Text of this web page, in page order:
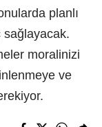
planlı
sağlayacak.
moralinizi
ve